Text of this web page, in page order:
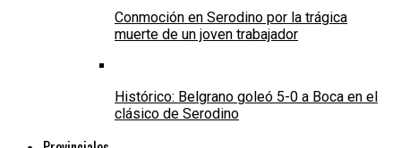
Conmoción en Serodino por la trágica
muerte de un joven trabajador
Histórico: Belgrano goleó 5-0 a Boca en el
clásico de Serodino